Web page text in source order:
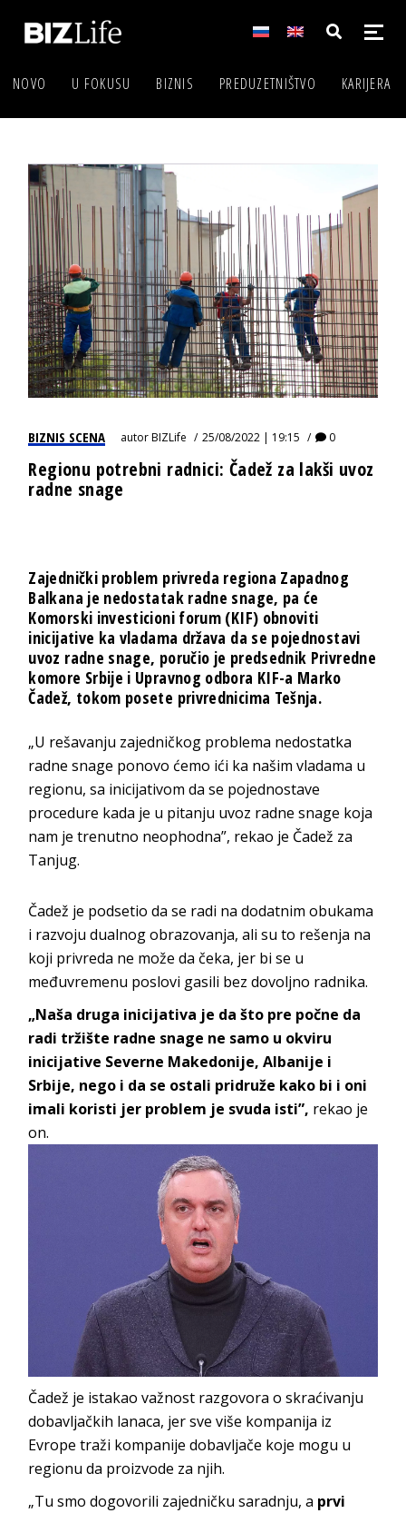
NOVO U FOKUSU BIZNIS PREDUZETNIŠTVO KARIJERA
BIZNIS SCENA autorBIZLife 25/08/2022 | 19:15 0
Regionu potrebni radnici: Čadež za lakši uvoz
radne snage
Zajednički problem privreda regiona Zapadnog
Balkana je nedostatak radne snage, pa će
Komorski investicioni forum (KIF) obnoviti
inicijative ka vladama država da se pojednostavi
uvoz radne snage, poručio je predsednik Privredne
komore Srbije i Upravnog odbora KIF-a Marko
Čadež, tokom posete privrednicima Tešnja.
„U rešavanju zajedničkog problema nedostatka
radne snage ponovo ćemo ići ka našim vladama u
regionu, sa inicijativom da se pojednostave
procedure kada je u pitanju uvoz radne snage koja
nam je trenutno neophodna”, rekao je Čadež za
Tanjug.
Čadež je podsetio da se radi na dodatnim obukama
i razvoju dualnog obrazovanja, ali su to rešenja na
koji privreda ne može da čeka, jer bi se u
međuvremenu poslovi gasili bez dovoljno radnika.
„Naša druga inicijativa je da što pre počne da
radi tržište radne snage ne samo u okviru
inicijative Severne Makedonije, Albanije i
Srbije, nego i da se ostali pridruže kako bi i oni
imali koristi jer problem je svuda isti”, rekao je
on.
Čadež je istakao važnost razgovora o skraćivanju
dobavljačkih lanaca, jer sve više kompanija iz
Evrope traži kompanije dobavljače koje mogu u
regionu da proizvode za njih.
„Tu smo dogovorili zajedničku saradnju, a prvi